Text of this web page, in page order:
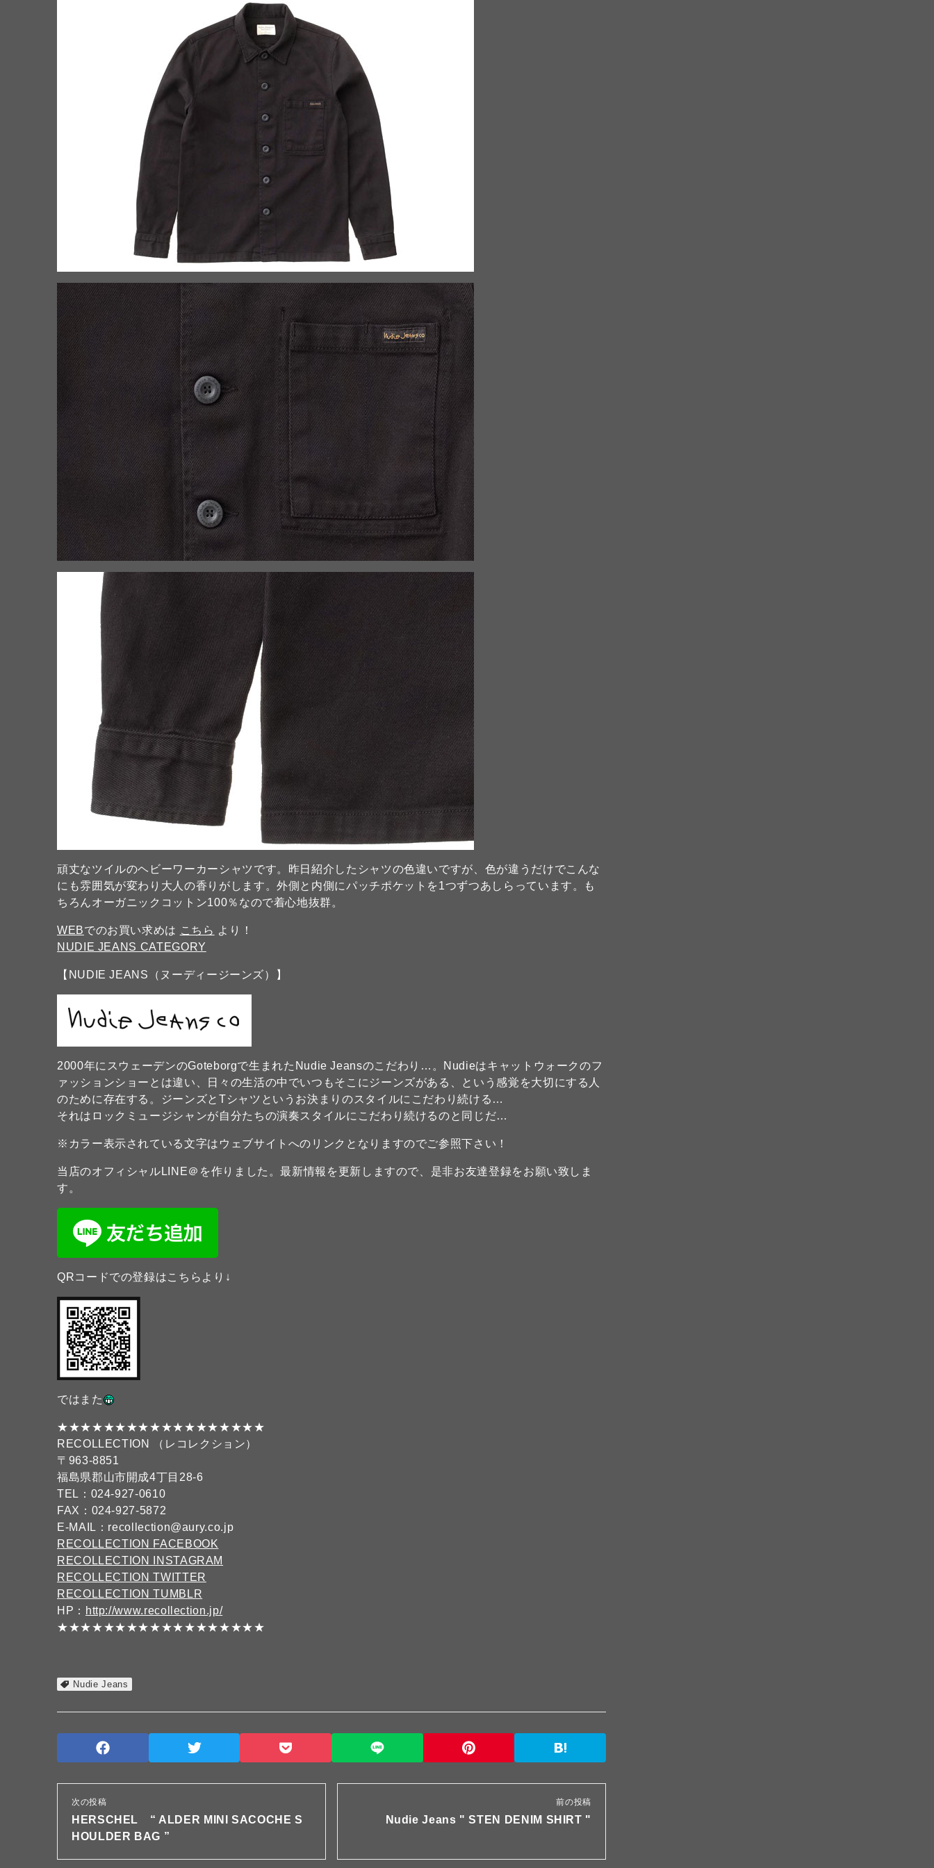
頑丈なツイルのヘビーワーカーシャツです。昨日紹介したシャツの色違いですが、色が違うだけでこんな
にも雰囲気が変わり大人の香りがします。外側と内側にパッチポケットを1つずつあしらっています。も
ちろんオーガニックコットン100％なので着心地抜群。
WEBでのお買い求めは こちら より！
NUDIE JEANS CATEGORY
【NUDIE JEANS（ヌーディージーンズ）】
2000年にスウェーデンのGoteborgで生まれたNudie Jeansのこだわり…。Nudieはキャットウォークのフ
ァッションショーとは違い、日々の生活の中でいつもそこにジーンズがある、という感覚を大切にする人
のために存在する。ジーンズとTシャツというお決まりのスタイルにこだわり続ける…
それはロックミュージシャンが自分たちの演奏スタイルにこだわり続けるのと同じだ…
※カラー表示されている文字はウェブサイトへのリンクとなりますのでご参照下さい！
当店のオフィシャルLINE＠を作りました。最新情報を更新しますので、是非お友達登録をお願い致しま
す。
QRコードでの登録はこちらより↓
ではまた
★★★★★★★★★★★★★★★★★★
RECOLLECTION （レコレクション）
〒963-8851
福島県郡山市開成4丁目28-6
TEL：024-927-0610
FAX：024-927-5872
E-MAIL：recollection@aury.co.jp
RECOLLECTION FACEBOOK
RECOLLECTION INSTAGRAM
RECOLLECTION TWITTER
RECOLLECTION TUMBLR
HP： http://www.recollection.jp/
★★★★★★★★★★★★★★★★★★
Nudie Jeans
次の投稿
HERSCHEL “ ALDER MINI SACOCHE S
HOULDER BAG ”
前の投稿
Nudie Jeans " STEN DENIM SHIRT "